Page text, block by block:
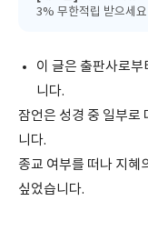
3% 무한적립 받으세요
이 글은 출판사로
니다.
잠언은 성경 중 일부로
니다.
종교 여부를 떠나 지혜
싶었습니다.